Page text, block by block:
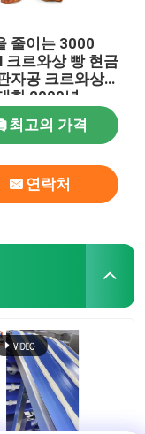
줄이는 3000
크르와상 빵 현금
자공 크르와상
한 2000년
최고의 가격
연락처